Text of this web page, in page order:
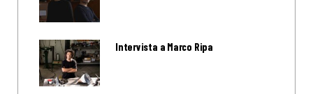
Intervista a Marco Ripa